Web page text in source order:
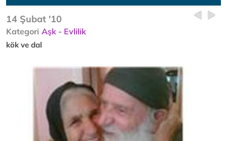
14 Şubat '10
Kategori Aşk - Evlilik
kök ve dal